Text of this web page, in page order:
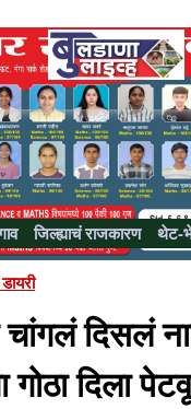
जिल्ह्याचं राजकारण थेट-
दिसलं
गोठा दिला